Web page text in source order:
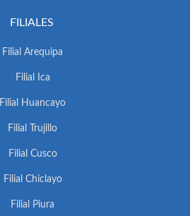
FILIALES
Filial Arequipa
Filial Ica
Filial Huancayo
Filial Trujillo
Filial Cusco
Filial Chiclayo
Filial Piura